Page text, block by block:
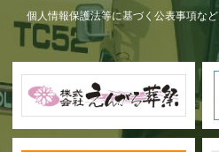
個人情報保護法等に基づく公表事項など